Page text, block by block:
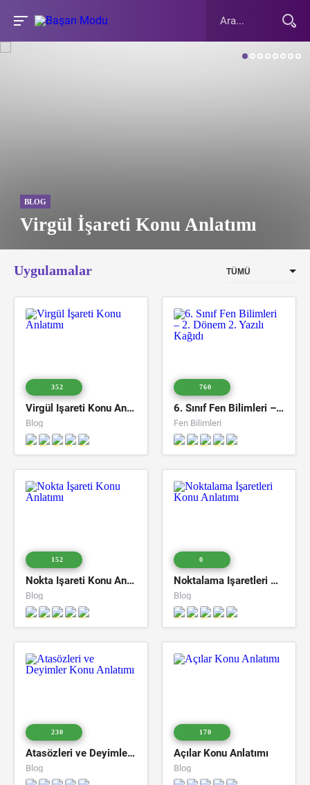
Anlatımı
2. Yazılı
Uygulamalar
Virgül İşareti Konu Anlatımı
Blog
352
6. Sınıf Fen Bilimleri – 2. Dönem 2. Yazılı Kağıdı
Fen Bilimleri
760
Nokta İşareti Konu Anlatımı
Blog
152
Noktalama İşaretleri Konu Anlatımı
Blog
0
Atasözleri ve Deyimler Konu Anlatımı
Blog
230
Açılar Konu Anlatımı
Blog
170